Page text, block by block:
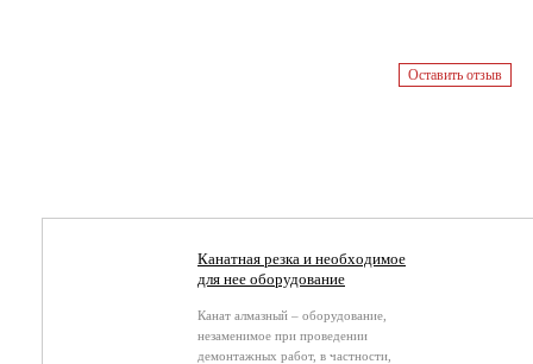
Оставить отзыв
Канатная резка и необходимое
для нее оборудование
Канат алмазный – оборудование,
незаменимое при проведении
демонтажных работ, в частности,